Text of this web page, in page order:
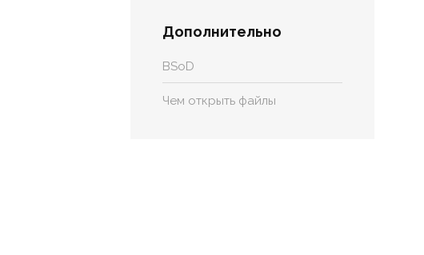
Дополнительно
BSoD
Чем открыть файлы